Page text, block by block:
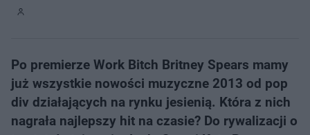
Po premierze Work Bitch Britney Spears mamy
już wszystkie nowości muzyczne 2013 od pop
div działających na rynku jesienią. Która z nich
nagrała najlepszy hit na czasie? Do rywalizacji o